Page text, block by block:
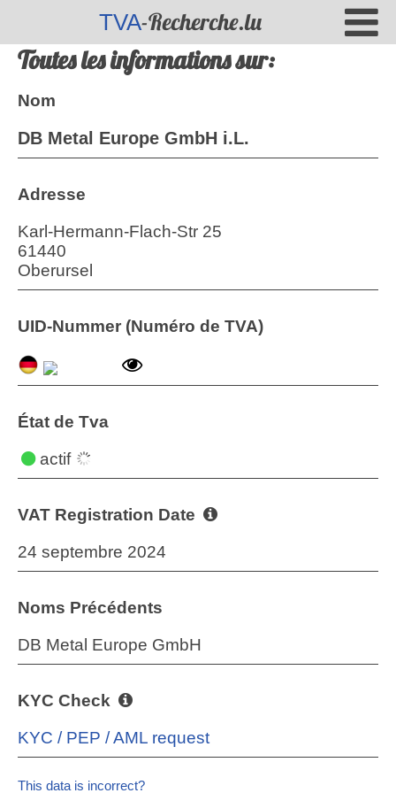
TVA-Recherche.lu
Toutes les informations sur:
Nom
DB Metal Europe GmbH i.L.
Adresse
Karl-Hermann-Flach-Str 25
61440
Oberursel
UID-Nummer (Numéro de TVA)
État de Tva
actif
VAT Registration Date
24 septembre 2024
Noms Précédents
DB Metal Europe GmbH
KYC Check
KYC / PEP / AML request
This data is incorrect?